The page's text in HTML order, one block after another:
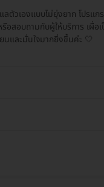
ตัวเองแบบไม่ยุ่งยาก โปรแก
สอบถามกับผู้ให้บริการ เผื่อ
นและมั่นใจมากยิ่งขึ้นค่ะ 🤍